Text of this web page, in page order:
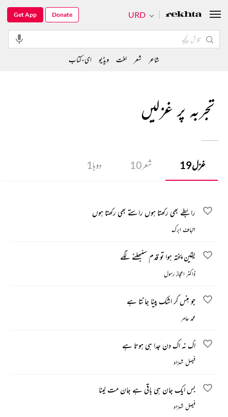
تجربہ پر غزلیں
غزل19 شعر10 دوہا1
رابطے بھی رکھتا ہوں راستے بھی رکھتا ہوں
اتباف ابرک
یقین پختہ ہوا تو قدم سنبھلنے لگے
ڈاکٹر اعجاز رسول
جو ہنس کر اشک پینا جانتا ہے
محمد عامر
اک نہ اک دن جدا ہی ہوتا ہے
فیصل شہزاد
بس ایک جان ہی باقی ہے جان مت لینا
فیصل شہزاد
URD
Get App Donate
شاعر شعر لغت ویڈیو ای-کتاب